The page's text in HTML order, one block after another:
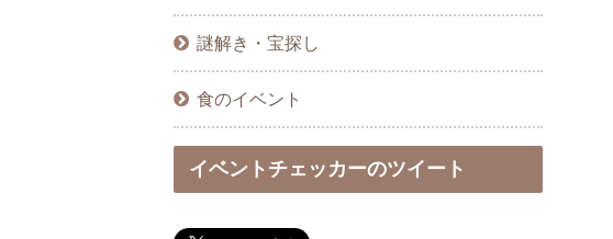
謎解き・宝探し
食のイベント
イベントチェッカーのツイート